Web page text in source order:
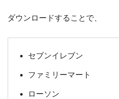
ダウンロードすることで、
セブンイレブン
ファミリーマート
ローソン